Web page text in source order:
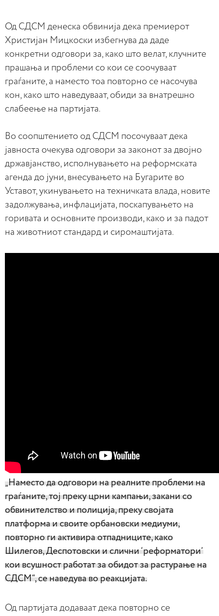
Од СДСМ денеска обвинија дека премиерот
Христијан Мицкоски избегнува да даде
конкретни одговори за, како што велат, клучните
прашања и проблеми со кои се соочуваат
граѓаните, а наместо тоа повторно се насочува
кон, како што наведуваат, обиди за внатрешно
слабеење на партијата.
Во соопштението од СДСМ посочуваат дека
јавноста очекува одговори за законот за двојно
државјанство, исполнувањето на реформската
агенда до јуни, внесувањето на Бугарите во
Уставот, укинувањето на техничката влада, новите
задолжувања, инфлацијата, поскапувањето на
горивата и основните производи, како и за падот
на животниот стандард и сиромаштијата.
„Наместо да одговори на реалните проблеми на
граѓаните, тој преку црни кампањи, закани со
обвинителство и полиција, преку својата
платформа и своите орбановски медиуми,
повторно ги активира отпадниците, како
Шилегов, Деспотовски и слични ‘реформатори’
кои всушност работат за обидот за растурање на
СДСМ“, се наведува во реакцијата.
Од партијата додаваат дека повторно се